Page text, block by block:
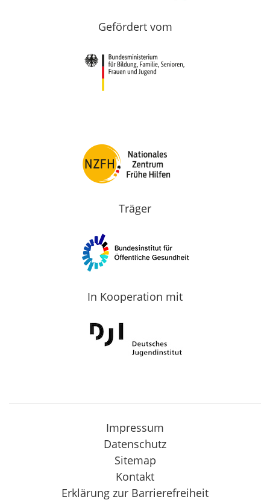
Gefördert vom
Träger
In Kooperation mit
Impressum
Datenschutz
Sitemap
Kontakt
Erklärung zur Barrierefreiheit